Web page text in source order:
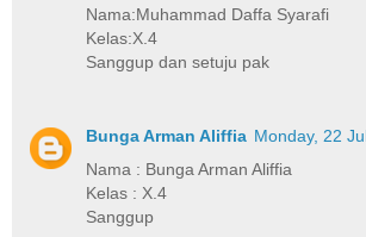
Nama:Muhammad Daffa Syarafi
Kelas:X.4
Sanggup dan setuju pak
Bunga Arman Aliffia Monday, 22
Nama : Bunga Arman Aliffia
Kelas : X.4
Sanggup